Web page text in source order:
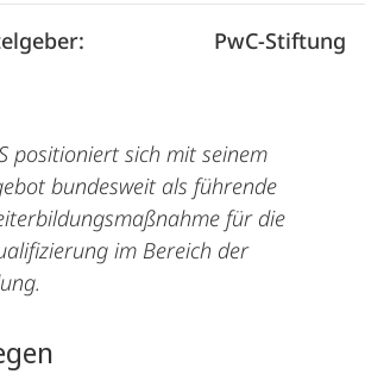
PwC-Stiftung
positioniert sich mit seinem
bundesweit als führende
für die
im Bereich der